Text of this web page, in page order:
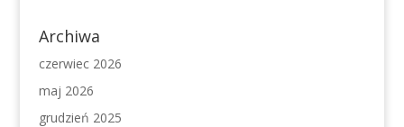
Archiwa
czerwiec 2026
maj 2026
grudzień 2025